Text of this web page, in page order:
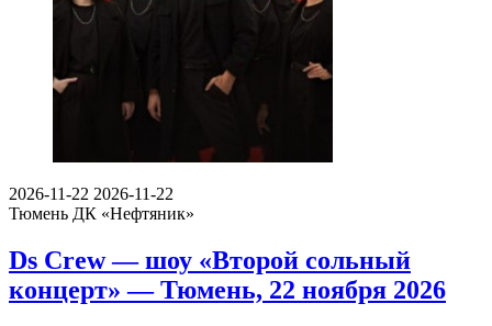
2026-11-22 2026-11-22
Тюмень ДК «Нефтяник»
Ds Crew — шоу «Второй сольный
концерт» — Тюмень, 22 ноября 2026